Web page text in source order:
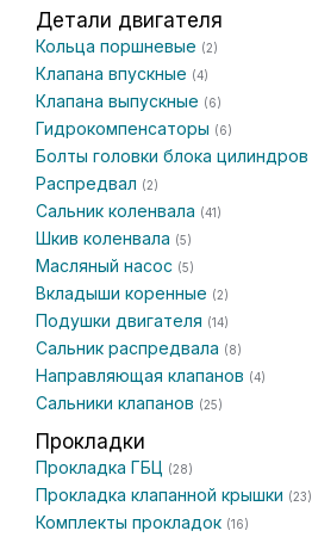
Детали двигателя
Кольца поршневые (2)
Клапана впускные (4)
Клапана выпускные (6)
Гидрокомпенсаторы (6)
Болты головки блока цилиндров
Распредвал (2)
Сальник коленвала (41)
Шкив коленвала (5)
Масляный насос (5)
Вкладыши коренные (2)
Подушки двигателя (14)
Сальник распредвала (8)
Направляющая клапанов (4)
Сальники клапанов (25)
Прокладки
Прокладка ГБЦ (28)
Прокладка клапанной крышки (23)
Комплекты прокладок (16)